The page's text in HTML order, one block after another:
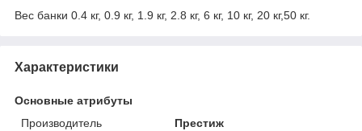
Вес банки 0.4 кг, 0.9 кг, 1.9 кг, 2.8 кг, 6 кг, 10 кг, 20 кг,50 кг.
Характеристики
Основные атрибуты
Производитель
Престиж